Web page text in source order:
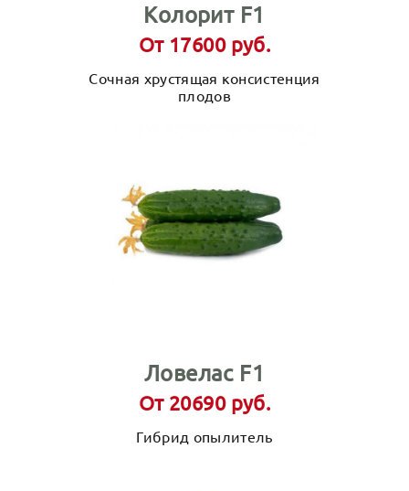
Колорит F1
От 17600 руб.
Сочная хрустящая консистенция
плодов
Ловелас F1
От 20690 руб.
Гибрид опылитель